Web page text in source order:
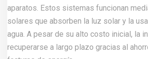
aparatos. Estos sistemas funcionan
solares que absorben la luz solar y la
agua. A pesar de su alto costo inicial, la
recuperarse a largo plazo gracias al